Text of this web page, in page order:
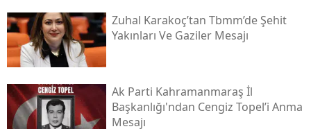
Zuhal Karakoç’tan Tbmm’de Şehit
Yakınları Ve Gaziler Mesajı
Ak Parti Kahramanmaraş İl
Başkanlığı'ndan Cengiz Topel’i Anma
Mesajı